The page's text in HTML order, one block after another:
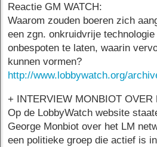
Reactie GM WATCH:
Waarom zouden boeren zich
een zgn. onkruidvrije
onbespoten te laten, waarin
kunnen vormen?
http://www.lobbywatch.org/
+ INTERVIEW MONBIOT OVER
Op de LobbyWatch website
George Monbiot over het LM
een politieke groep die actief is